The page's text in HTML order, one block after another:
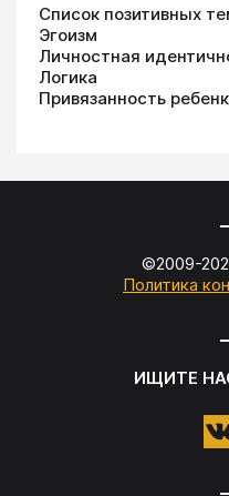
Список позитивных
Эгоизм
Личностная
Логика
Привязанность
©2009-
Политика
ИЩИТЕ